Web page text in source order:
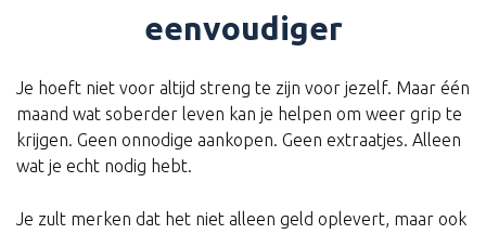
eenvoudiger
Je hoeft niet voor altijd streng te zijn voor jezelf. Maar één
maand wat soberder leven kan je helpen om weer grip te
krijgen. Geen onnodige aankopen. Geen extraatjes. Alleen
wat je echt nodig hebt.
Je zult merken dat het niet alleen geld oplevert, maar ook